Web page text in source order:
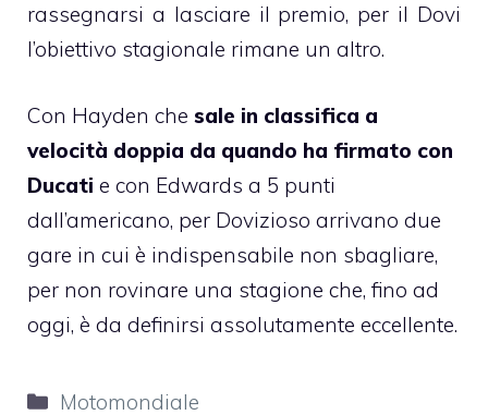
rassegnarsi a lasciare il premio, per il Dovi
l’obiettivo stagionale rimane un altro.
Con Hayden che sale in classifica a
velocità doppia da quando ha firmato con
Ducati e con Edwards a 5 punti
dall’americano, per Dovizioso arrivano due
gare in cui è indispensabile non sbagliare,
per non rovinare una stagione che, fino ad
oggi, è da definirsi assolutamente eccellente.
Categorie
Motomondiale